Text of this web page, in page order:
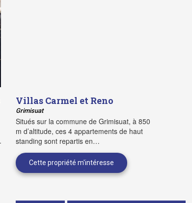
Villas Carmel et Reno
Grimisuat
Situés sur la commune de Grimisuat, à 850
m d’altitude, ces 4 appartements de haut
standing sont repartis en…